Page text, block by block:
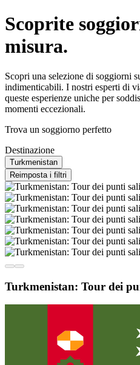
Scoprite
misura.
Scopri una selezione di soggiorni
indimenticabili. I nostri esperti di
queste esperienze uniche per
momenti eccezionali.
Trova un soggiorno perfetto
Destinazione
Turkmenistan
Reimposta i filtri
Turkmenistan: Tour dei